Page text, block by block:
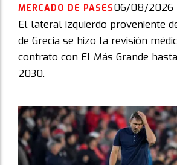
MERCADO DE PASES06/08/2026
El lateral izquierdo proveniente
de Grecia se hizo la revisión
contrato con El Más Grande
2030.